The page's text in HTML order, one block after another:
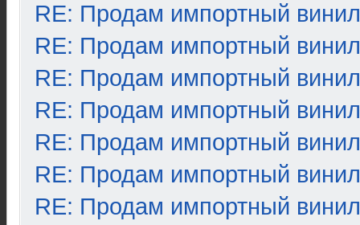
RE: Продам импортный винил
RE: Продам импортный винил
RE: Продам импортный винил
RE: Продам импортный винил
RE: Продам импортный винил
RE: Продам импортный винил
RE: Продам импортный винил